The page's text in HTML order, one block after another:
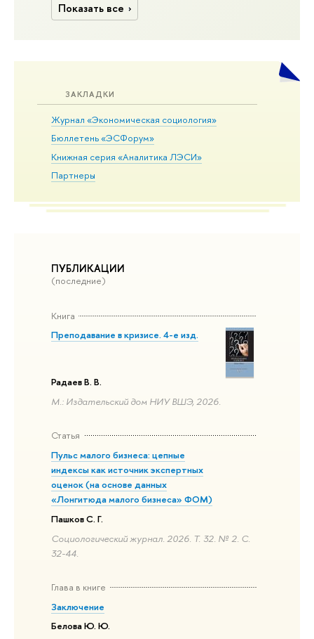
Показать все
ЗАКЛАДКИ
Журнал «Экономическая социология»
Бюллетень «ЭСФорум»
Книжная серия «Аналитика ЛЭСИ»
Партнеры
ПУБЛИКАЦИИ
(последние)
Книга
Преподавание в кризисе. 4-е изд.
Радаев В. В.
М.: Издательский дом НИУ ВШЭ, 2026.
Статья
Пульс малого бизнеса: цепные
индексы как источник экспертных
оценок (на основе данных
«Лонгитюда малого бизнеса» ФОМ)
Пашков С. Г.
Социологический журнал. 2026. Т. 32. № 2. С.
32-44.
Глава в книге
Заключение
Белова Ю. Ю.